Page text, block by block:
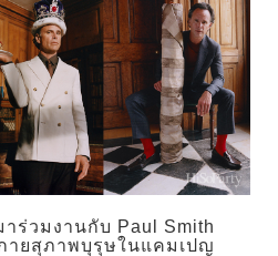
ร่วมงานกับ Paul Smith
ายสุภาพบุรุษในแคมเปญ